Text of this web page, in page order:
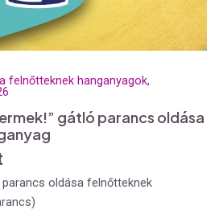
felnőtteknek hanganyagok,
gátló parancs oldása
parancs oldása felnőtteknek